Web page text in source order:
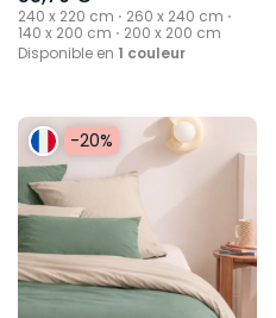
240 x 220 cm ⋅ 260 x 240 cm ⋅
140 x 200 cm ⋅ 200 x 200 cm
Disponible en 1 couleur
-20%